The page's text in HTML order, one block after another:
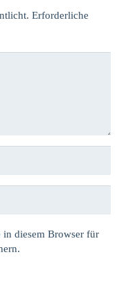
Erforderliche
in diesem Browser für